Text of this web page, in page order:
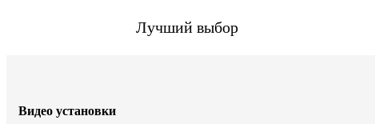
Лучший выбор
Видео установки